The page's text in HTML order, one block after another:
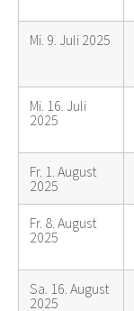
Mi. 9. Juli 2025
Mi. 16. Juli
2025
Fr. 1. August
2025
Fr. 8. August
2025
Sa. 16. August
2025